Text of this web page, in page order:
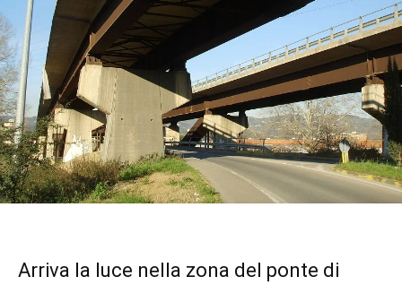
Arriva la luce nella zona del ponte di